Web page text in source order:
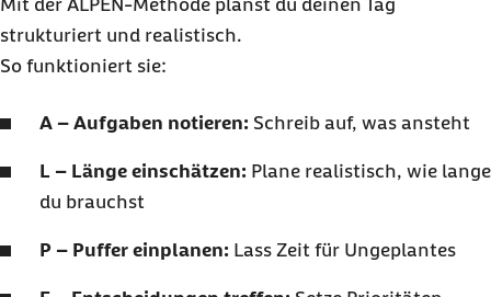
Mit der ALPEN-Methode planst du deinen Tag
strukturiert und realistisch.
So funktioniert sie:
A – Aufgaben notieren: Schreib auf, was ansteht
L – Länge einschätzen: Plane realistisch, wie lange
du brauchst
P – Puffer einplanen: Lass Zeit für Ungeplantes